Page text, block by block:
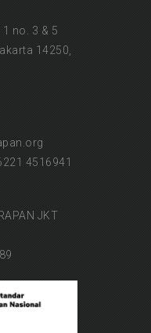
no. 3 & 5
14250,
4516941
JKT